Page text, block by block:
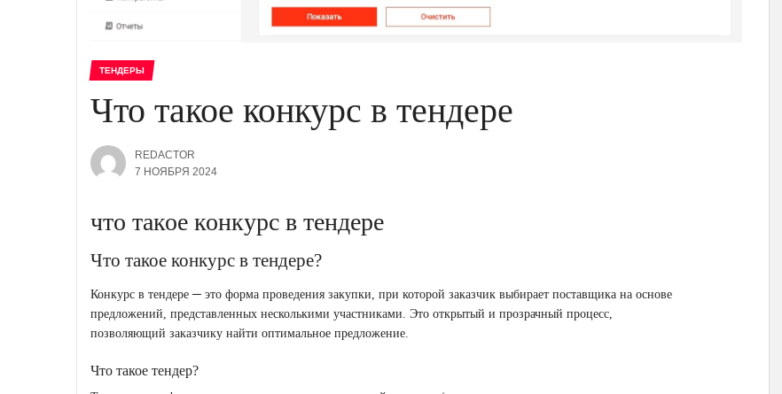
ТЕНДЕРЫ
Что такое конкурс в тендере
REDACTOR
7 НОЯБРЯ 2024
что такое конкурс в тендере
Что такое конкурс в тендере?
Конкурс в тендере ─ это форма проведения закупки, при которой заказчик выбирает поставщика на основе
предложений, представленных несколькими участниками. Это открытый и прозрачный процесс,
позволяющий заказчику найти оптимальное предложение.
Что такое тендер?